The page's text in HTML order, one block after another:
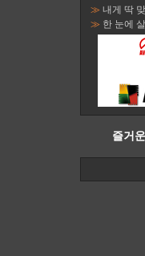
≫ 내게 딱
≫ 한 눈에
즐거